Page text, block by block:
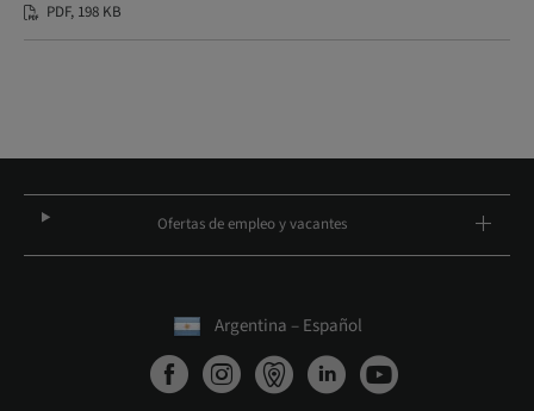
PDF, 198 KB
Ofertas de empleo y vacantes
Argentina – Español